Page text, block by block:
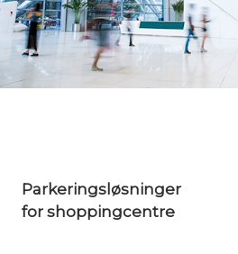
Parkeringsløsninger
for shoppingcentre